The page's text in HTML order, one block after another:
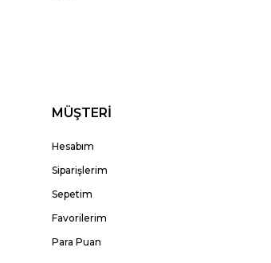
MÜŞTERİ
Hesabım
Siparişlerim
Sepetim
Favorilerim
Para Puan